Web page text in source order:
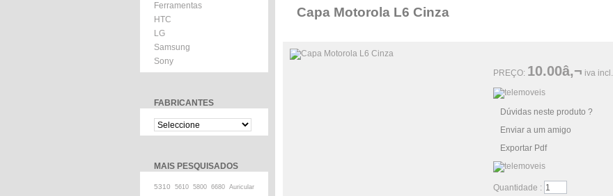
Ferramentas
HTC
LG
Samsung
Sony
FABRICANTES
MAIS PESQUISADOS
5310 5610 5800 6680 Auricular
Capa Motorola L6 Cinza
PREÇO: 10.00â‚¬ iva incl.
Dúvidas neste produto ?
Enviar a um amigo
Exportar Pdf
Quantidade :